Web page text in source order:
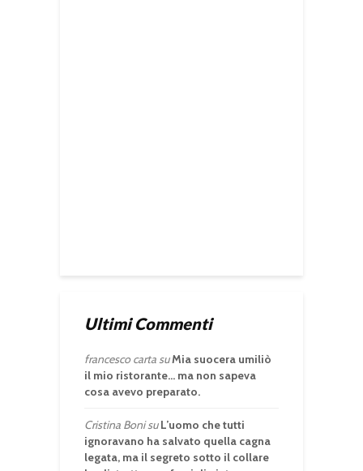
Ultimi Commenti
francesco cartasuMia suocera umiliò
il mio ristorante… ma non sapeva
cosa avevo preparato.
Cristina BonisuL’uomo che tutti
ignoravano ha salvato quella cagna
legata, ma il segreto sotto il collare